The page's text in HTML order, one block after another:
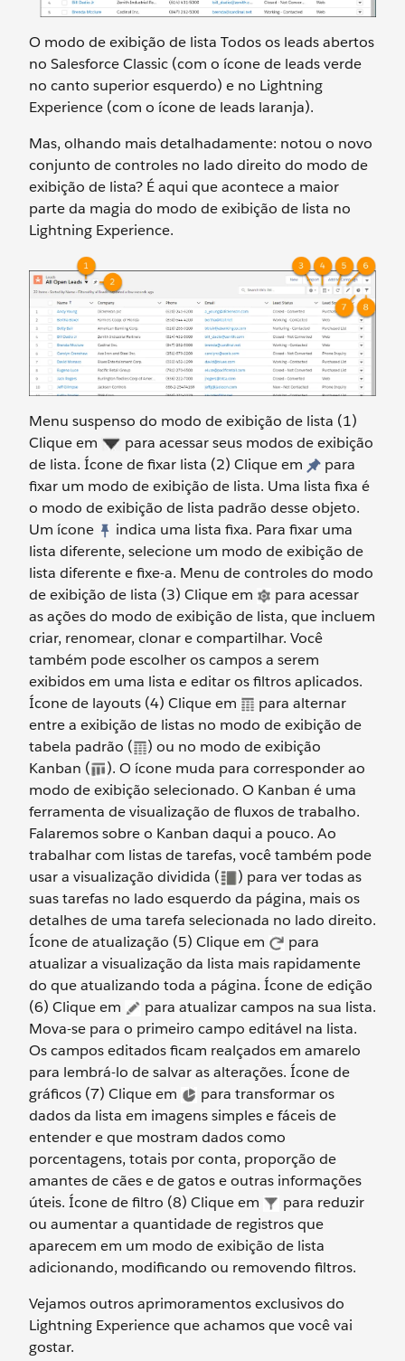
O modo de exibição de lista Todos os leads abertos
no Salesforce Classic (com o ícone de leads verde
no canto superior esquerdo) e no Lightning
Experience (com o ícone de leads laranja).
Mas, olhando mais detalhadamente: notou o novo
conjunto de controles no lado direito do modo de
exibição de lista? É aqui que acontece a maior
parte da magia do modo de exibição de lista no
Lightning Experience.
Menu suspenso do modo de exibição de lista (1)
Clique em
para acessar seus modos de exibição
de lista. Ícone de fixar lista (2) Clique em
para
fixar um modo de exibição de lista. Uma lista fixa é
o modo de exibição de lista padrão desse objeto.
Um ícone
indica uma lista fixa. Para fixar uma
lista diferente, selecione um modo de exibição de
lista diferente e fixe-a. Menu de controles do modo
de exibição de lista (3) Clique em
para acessar
as ações do modo de exibição de lista, que incluem
criar, renomear, clonar e compartilhar. Você
também pode escolher os campos a serem
exibidos em uma lista e editar os filtros aplicados.
Ícone de layouts (4) Clique em
para alternar
entre a exibição de listas no modo de exibição de
tabela padrão (
) ou no modo de exibição
Kanban (
). O ícone muda para corresponder ao
modo de exibição selecionado. O Kanban é uma
ferramenta de visualização de fluxos de trabalho.
Falaremos sobre o Kanban daqui a pouco. Ao
trabalhar com listas de tarefas, você também pode
usar a visualização dividida (
) para ver todas as
suas tarefas no lado esquerdo da página, mais os
detalhes de uma tarefa selecionada no lado direito.
Ícone de atualização (5) Clique em
para
atualizar a visualização da lista mais rapidamente
do que atualizando toda a página. Ícone de edição
(6) Clique em
para atualizar campos na sua lista.
Mova-se para o primeiro campo editável na lista.
Os campos editados ficam realçados em amarelo
para lembrá-lo de salvar as alterações. Ícone de
gráficos (7) Clique em
para transformar os
dados da lista em imagens simples e fáceis de
entender e que mostram dados como
porcentagens, totais por conta, proporção de
amantes de cães e de gatos e outras informações
úteis. Ícone de filtro (8) Clique em
para reduzir
ou aumentar a quantidade de registros que
aparecem em um modo de exibição de lista
adicionando, modificando ou removendo filtros.
Vejamos outros aprimoramentos exclusivos do
Lightning Experience que achamos que você vai
gostar.